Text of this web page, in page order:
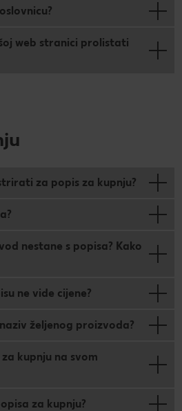
i trikove poznate hrvatske
web stranici prolistati
za popis za kupnju?
nestane s popisa? Kako
ne vide cijene?
željenog proizvoda?
kupnju na svom
za kupnju?